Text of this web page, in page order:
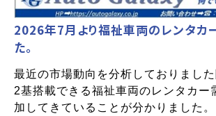
2026年7月より福祉車両のレンタカ
た。
最近の市場動向を分析しておりまし
2基搭載できる福祉車両のレンタカー
加してきていることが分かりました